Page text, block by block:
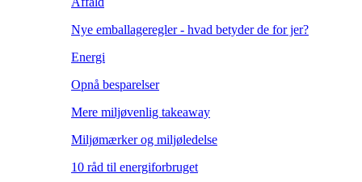
Nye emballageregler - hvad betyder de for jer?
Energi
Opnå besparelser
Mere miljøvenlig takeaway
Miljømærker og miljøledelse
10 råd til energiforbruget